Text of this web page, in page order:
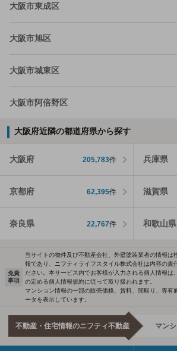
大阪市東成区
大阪市旭区
大阪市城東区
大阪市阿倍野区
大阪府近隣の都道府県から探す
大阪府 205,783件 兵庫県
京都府 62,395件 滋賀県
奈良県 22,767件 和歌山県
免責
事項
当サイトの物件及び不動産会社、外壁塗装業者の情報は
報であり、ニフティライフスタイル株式会社は内容の責
ださい。本サービス内でお客様が入力される個人情報は
の定める個人情報規約に従って取り扱われます。
マンション情報の一部の販売価格、賃料、間取り、専有
ータを表示しています。
不動産・住宅情報のニフティ不動産 マン